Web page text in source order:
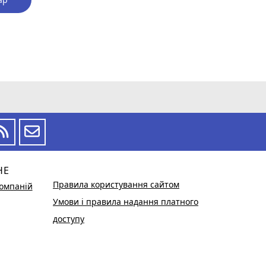
Правила користування сайтом
Умови і правила надання платного
доступу